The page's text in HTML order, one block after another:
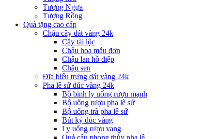
Tượng Ngựa
Tượng Rồng
Quà tặng cao cấp
Chậu cây dát vàng 24k
Cây tài lộc
Chậu hoa mẫu đơn
Chậu lan hồ điệp
Chậu sen
Đĩa biểu trưng dát vàng 24k
Pha lê sứ đúc vàng 24k
Bộ bình ly uống rượu mạnh
Bộ uống rượu pha lê sứ
Bộ uống trà pha lê sứ
Bút ký đúc vàng
Ly uống rượu vang
Quả cầu phong thủy pha lê